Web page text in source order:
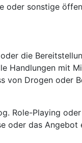
oder sonstige
die
Handlungen mit
von Drogen oder
Role-Playing
oder das Angebot